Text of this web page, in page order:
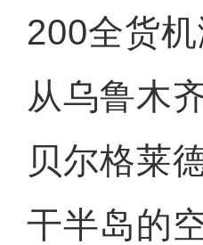
200全货
从乌鲁木
贝尔格莱
干半岛的